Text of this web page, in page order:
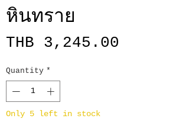
หินทราย
THB 3,245.00
Quantity *
Only 5 left in stock